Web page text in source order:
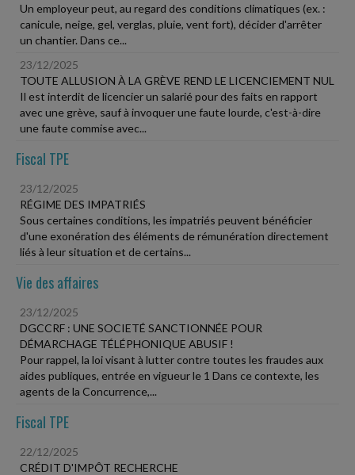
Un employeur peut, au regard des conditions climatiques (ex. :
canicule, neige, gel, verglas, pluie, vent fort), décider d'arrêter
un chantier. Dans ce...
23/12/2025
TOUTE ALLUSION À LA GRÈVE REND LE LICENCIEMENT NUL
Il est interdit de licencier un salarié pour des faits en rapport
avec une grève, sauf à invoquer une faute lourde, c'est-à-dire
une faute commise avec...
Fiscal TPE
23/12/2025
RÉGIME DES IMPATRIÉS
Sous certaines conditions, les impatriés peuvent bénéficier
d'une exonération des éléments de rémunération directement
liés à leur situation et de certains...
Vie des affaires
23/12/2025
DGCCRF : UNE SOCIETÉ SANCTIONNÉE POUR
DÉMARCHAGE TÉLÉPHONIQUE ABUSIF !
Pour rappel, la loi visant à lutter contre toutes les fraudes aux
aides publiques, entrée en vigueur le 1 Dans ce contexte, les
agents de la Concurrence,...
Fiscal TPE
22/12/2025
CRÉDIT D'IMPÔT RECHERCHE